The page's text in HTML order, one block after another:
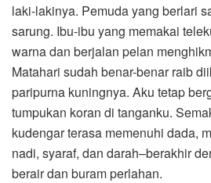
laki-lakinya. Pemuda yang berlari
sarung. Ibu-ibu yang memakai
warna dan berjalan pelan
Matahari sudah benar-benar raib
paripurna kuningnya. Aku tetap
tumpukan koran di tanganku.
kudengar terasa memenuhi dada,
nadi, syaraf, dan darah–berakhir
berair dan buram perlahan.